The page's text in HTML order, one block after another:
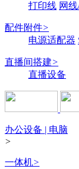
打印线 网
配件附件>
电源适配器
直播间搭建>
直播设备
办公设备 | 电脑
>
一体机>